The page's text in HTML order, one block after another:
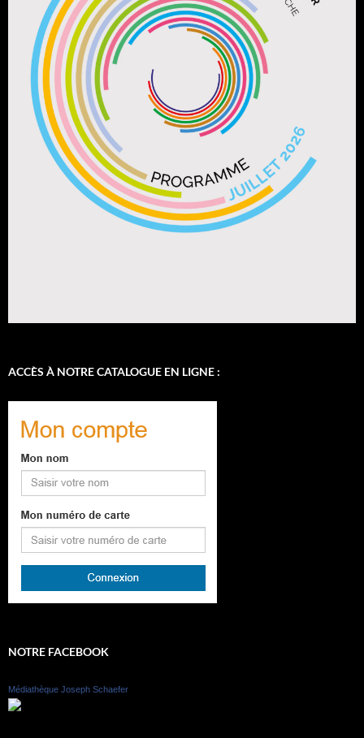
ACCÈS À NOTRE CATALOGUE EN LIGNE :
NOTRE FACEBOOK
Médiathèque Joseph Schaefer